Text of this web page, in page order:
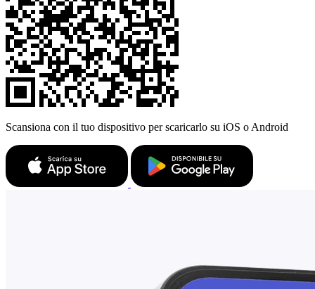
Scansiona con il tuo dispositivo per scaricarlo su iOS o Android